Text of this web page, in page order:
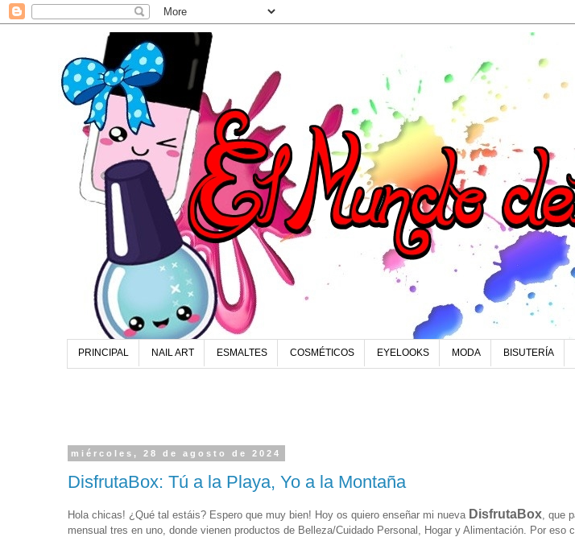
PRINCIPAL NAIL ART ESMALTES COSMÉTICOS EYELOOKS MODA BISUTERÍA
miércoles, 28 de agosto de 2024
DisfrutaBox: Tú a la Playa, Yo a la Montaña
Hola chicas! ¿Qué tal estáis? Espero que muy bien! Hoy os quiero enseñar mi nueva DisfrutaBox , que
mensual tres en uno, donde vienen productos de Belleza/Cuidado Personal, Hogar y Alimentación. Por eso